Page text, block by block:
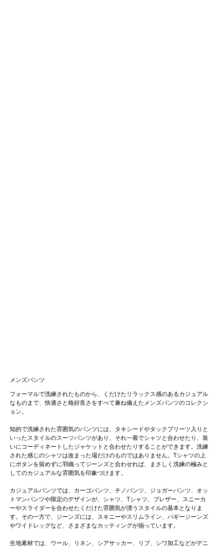
メンズパンツ
フォーマルで洗練されたものから、くだけたリラックス感のあるカジュアル
なものまで、快適さと格好良さをすべて兼ね備えたメンズパンツのコレクシ
ョン。
知的で洗練された雰囲気のパンツには、タキシードやタックプリーツ入りと
いったスタイルのスーツパンツがあり、それ一着でシャツと合わせたり、装
いにコーディネートしたジャケットと合わせたりすることができます。洗練
された感じのシャツは改まった場だけのものではありません。Tシャツの上
にボタンを留めずに羽織ってジーンズと合わせれば、まさしく洗練の極みと
してのカジュアルな雰囲気を印象づけます。
カジュアルパンツでは、カーゴパンツ、チノパンツ、ジョガーパンツ、オッ
トマンパンツや限定のデザインが、シャツ、Tシャツ、ブレザー、スニーカ
ーやスライダーを合わせたくだけた雰囲気が漂うスタイルの基本となりま
す。その一方で、ジーンズには、スキニーやスリムライン、バギージーンズ
やワイドレッグなど、さまざまなカッティングが揃っています。
生地素材では、ウール、リネン、シアサッカー、リブ、シワ加工などがデニ